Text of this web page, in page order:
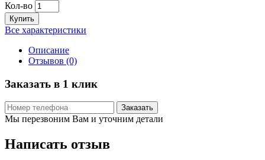
Кол-во
Купить
Все характеристики
Описание
Отзывов (0)
Заказать в 1 клик
Заказать
Мы перезвоним Вам и уточним детали
Написать отзыв